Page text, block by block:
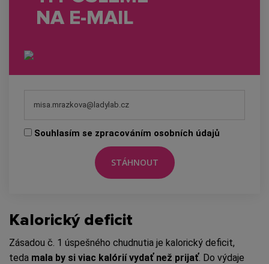
NA E-MAIL
Souhlasím se zpracováním osobních údajů
Kalorický deficit
Zásadou č. 1 úspešného chudnutia je kalorický deficit,
teda mala by si viac kalórií vydať než prijať. Do výdaje